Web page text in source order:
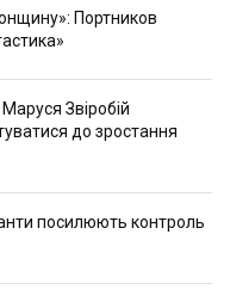
Портников
Звіробій
до зростання
посилюють контроль